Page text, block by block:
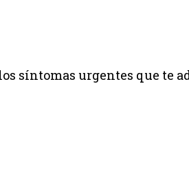
síntomas urgentes que te